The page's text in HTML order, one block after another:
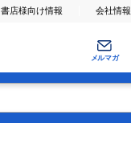
書店様向け情報 会社情報
メルマガ